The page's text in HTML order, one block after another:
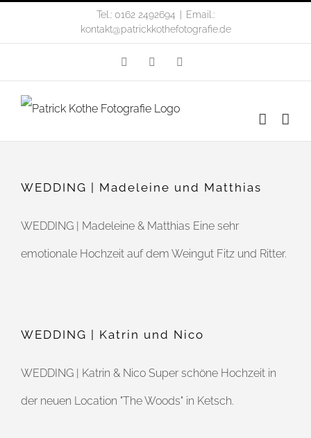
Inhalt
Tel.: 0162 2492694
Email.:
kontakt@patrickkothefotografie.de
FacebookInstagram
WEDDING | Madeleine und Matthias
WEDDING | Madeleine & Matthias Eine sehr
emotionale Hochzeit auf dem Weingut Fitz und Ritter.
WEDDING | Katrin und Nico
WEDDING | Katrin & Nico Super schöne Hochzeit in
der neuen Location "The Woods" in Ketsch.